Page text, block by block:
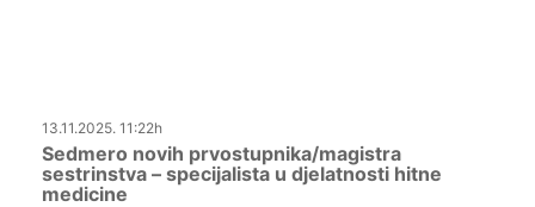
13.11.2025. 11:22h
Sedmero novih prvostupnika/magistra
sestrinstva – specijalista u djelatnosti hitne
medicine